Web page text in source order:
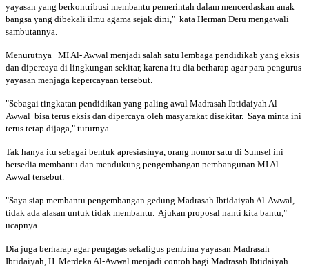
yayasan yang berkontribusi membantu pemerintah dalam mencerdaskan anak
bangsa yang dibekali ilmu agama sejak dini," kata Herman Deru mengawali
sambutannya.
Menurutnya MI Al- Awwal menjadi salah satu lembaga pendidikab yang eksis
dan dipercaya di lingkungan sekitar, karena itu dia berharap agar para pengurus
yayasan menjaga kepercayaan tersebut.
"Sebagai tingkatan pendidikan yang paling awal Madrasah Ibtidaiyah Al-
Awwal bisa terus eksis dan dipercaya oleh masyarakat disekitar. Saya minta ini
terus tetap dijaga," tuturnya.
Tak hanya itu sebagai bentuk apresiasinya, orang nomor satu di Sumsel ini
bersedia membantu dan mendukung pengembangan pembangunan MI Al-
Awwal tersebut.
"Saya siap membantu pengembangan gedung Madrasah Ibtidaiyah Al-Awwal,
tidak ada alasan untuk tidak membantu. Ajukan proposal nanti kita bantu,"
ucapnya.
Dia juga berharap agar pengagas sekaligus pembina yayasan Madrasah
Ibtidaiyah, H. Merdeka Al-Awwal menjadi contoh bagi Madrasah Ibtidaiyah